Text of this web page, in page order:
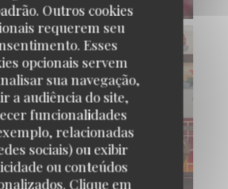
Outros cookies
requerem seu
Esses
opcionais servem
sua navegação,
a audiência do site,
funcionalidades
relacionadas
sociais) ou exibir
ou conteúdos
Clique em